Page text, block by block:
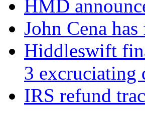
HMD
John Cena
Hiddleswift
3 excruciating
IRS refund